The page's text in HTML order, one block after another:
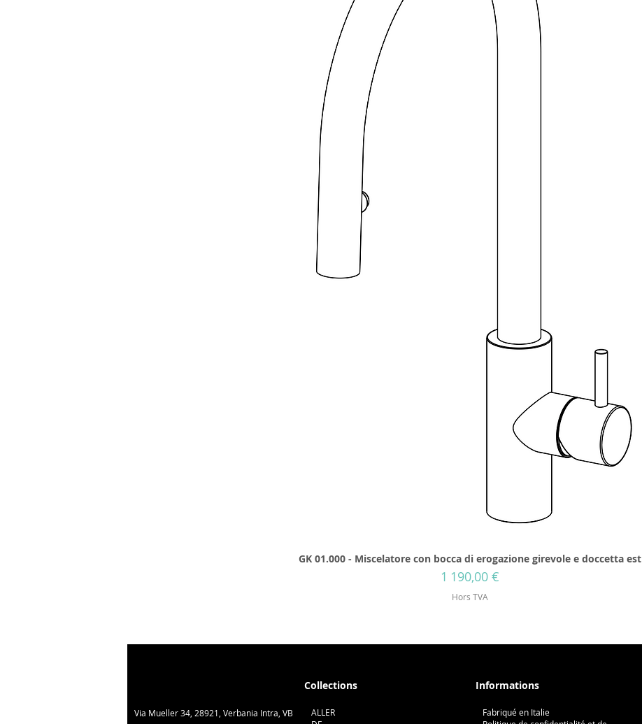
GK 01.000 - Miscelatore con bocca di erogazione girevole e doccetta est
Prix
1 190,00 €
Hors TVA
Via Mueller 34, 28921, Verbania Intra, VB
Collections
ALLER
Informations
Fabriqué en Italie